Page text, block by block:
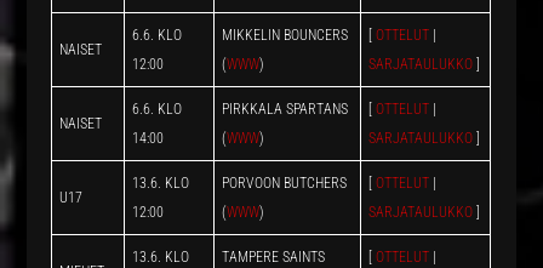
NAISET
6.6. KLO
12:00
MIKKELIN BOUNCERS
(WWW)
[OTTELUT
SARJATAULUKKO
NAISET
6.6. KLO
14:00
PIRKKALA SPARTANS
(WWW)
[OTTELUT
SARJATAULUKKO
U17
13.6. KLO
12:00
PORVOON BUTCHERS
(WWW)
[OTTELUT
SARJATAULUKKO
13.6. KLO
TAMPERE SAINTS
[OTTELUT